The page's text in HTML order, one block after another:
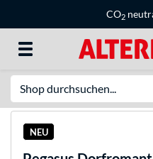
CO2
NEU